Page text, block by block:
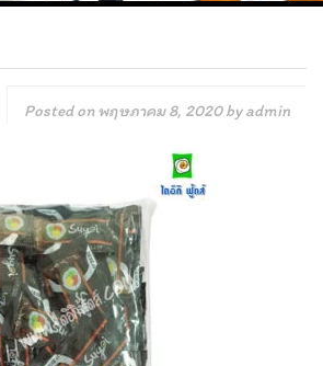
Posted onพฤษภาคม 8, 2020byadmin